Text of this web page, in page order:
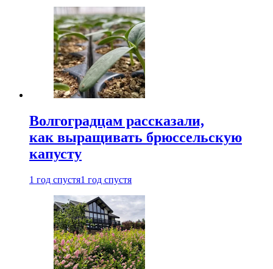
Волгоградцам рассказали,
как выращивать брюссельскую
капусту
1 год спустя1 год спустя